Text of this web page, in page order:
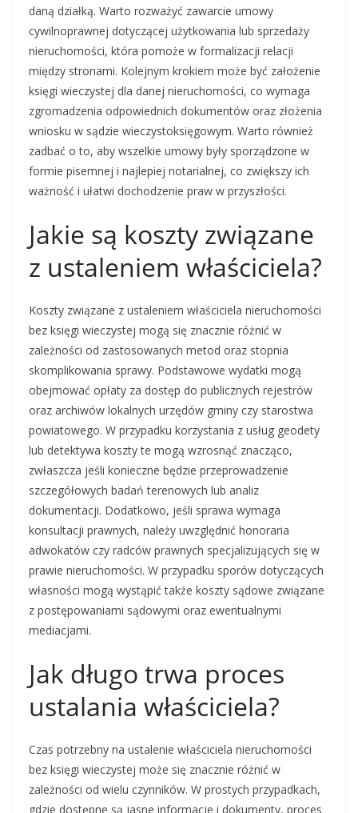
daną działką. Warto rozważyć zawarcie umowy
cywilnoprawnej dotyczącej użytkowania lub sprzedaży
nieruchomości, która pomoże w formalizacji relacji
między stronami. Kolejnym krokiem może być założenie
księgi wieczystej dla danej nieruchomości, co wymaga
zgromadzenia odpowiednich dokumentów oraz złożenia
wniosku w sądzie wieczystoksięgowym. Warto również
zadbać o to, aby wszelkie umowy były sporządzone w
formie pisemnej i najlepiej notarialnej, co zwiększy ich
ważność i ułatwi dochodzenie praw w przyszłości.
Jakie są koszty związane
z ustaleniem właściciela?
Koszty związane z ustaleniem właściciela nieruchomości
bez księgi wieczystej mogą się znacznie różnić w
zależności od zastosowanych metod oraz stopnia
skomplikowania sprawy. Podstawowe wydatki mogą
obejmować opłaty za dostęp do publicznych rejestrów
oraz archiwów lokalnych urzędów gminy czy starostwa
powiatowego. W przypadku korzystania z usług geodety
lub detektywa koszty te mogą wzrosnąć znacząco,
zwłaszcza jeśli konieczne będzie przeprowadzenie
szczegółowych badań terenowych lub analiz
dokumentacji. Dodatkowo, jeśli sprawa wymaga
konsultacji prawnych, należy uwzględnić honoraria
adwokatów czy radców prawnych specjalizujących się w
prawie nieruchomości. W przypadku sporów dotyczących
własności mogą wystąpić także koszty sądowe związane
z postępowaniami sądowymi oraz ewentualnymi
mediacjami.
Jak długo trwa proces
ustalania właściciela?
Czas potrzebny na ustalenie właściciela nieruchomości
bez księgi wieczystej może się znacznie różnić w
zależności od wielu czynników. W prostych przypadkach,
gdzie dostępne są jasne informacje i dokumenty, proces